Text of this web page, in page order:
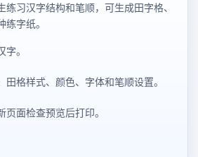
练习汉字结构和笔顺，可生成田字格、
字纸。
。
田格样式、颜色、字体和笔顺设置。
页面检查预览后打印。